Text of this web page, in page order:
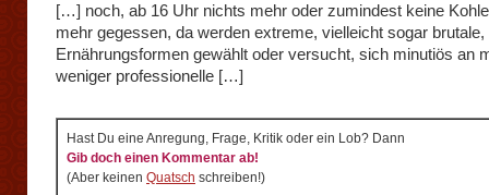
[…] noch, ab 16 Uhr nichts mehr oder zumindest keine
mehr gegessen, da werden extreme, vielleicht sogar brutale,
Ernährungsformen gewählt oder versucht, sich minutiös an
weniger professionelle […]
Hast Du eine Anregung, Frage, Kritik oder ein Lob? Dann
Gib doch einen Kommentar ab!
(Aber keinen Quatsch schreiben!)